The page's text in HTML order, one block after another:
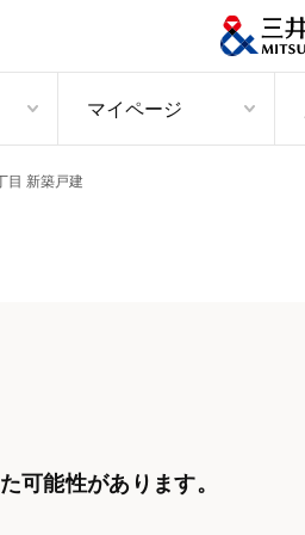
マイページ
目 新築戸建
可能性があります。